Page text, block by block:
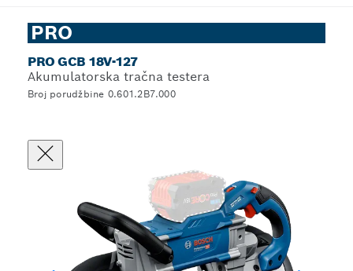
PRO
PRO GCB 18V-127
Akumulatorska tračna testera
Broj porudžbine 0.601.2B7.000